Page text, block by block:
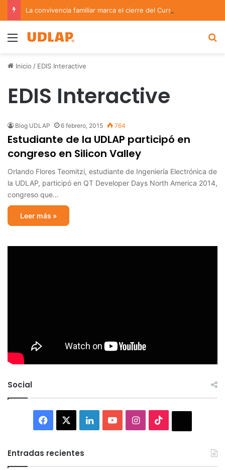
Menu
Inicio / EDIS Interactive
EDIS Interactive
Blog UDLAP 6 febrero, 2015 764
Estudiante de la UDLAP participó en
congreso en Silicon Valley
Orlando Flores Teomitzi, estudiante de Ingeniería Electrónica de
la UDLAP, participó en QT Developer Days North America 2014,
congreso que…
Leer más »
Social
Facebook LinkedInYouTubeInstagram
Entradas recientes